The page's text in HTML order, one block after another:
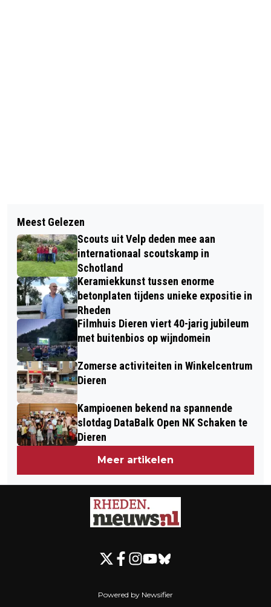
DE BERENKLAUW KAN BRANDWONDEN
VEROORZAKEN NA AANRAKING
BROODFONDS: SOLIDARITEIT IN EEN
NIEUW JASJE
Meest Gelezen
Scouts uit Velp deden mee aan
internationaal scoutskamp in
Schotland
Keramiekkunst tussen enorme
betonplaten tijdens unieke expositie in
Rheden
Filmhuis Dieren viert 40-jarig jubileum
met buitenbios op wijndomein
Zomerse activiteiten in Winkelcentrum
Dieren
Kampioenen bekend na spannende
slotdag DataBalk Open NK Schaken te
Dieren
Meer artikelen
Powered by Newsifier